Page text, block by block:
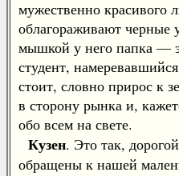
мужественно красивого
облагораживают черные
мышкой у него папка —
студент,
стоит, словно прирос к
в сторону рынка и,
обо всем на свете.
Кузен. Это так,
обращены к нашей